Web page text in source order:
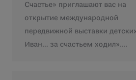
Счастье» приглашают вас на
открытие международной
передвижной выставки
Иван… за счастьем ходил».…